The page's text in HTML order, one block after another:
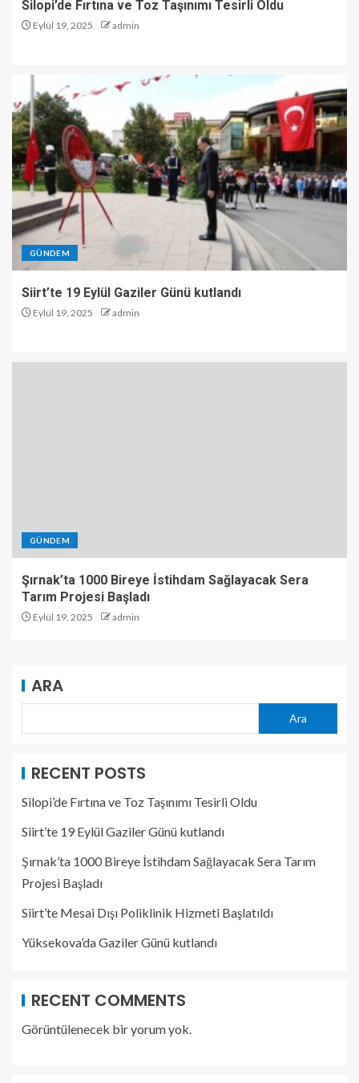
Silopi’de Fırtına ve Toz Taşınımı Tesirli Oldu
Eylül 19, 2025 admin
GÜNDEM
Siirt’te 19 Eylül Gaziler Günü kutlandı
Eylül 19, 2025 admin
GÜNDEM
Şırnak’ta 1000 Bireye İstihdam Sağlayacak Sera
Tarım Projesi Başladı
Eylül 19, 2025 admin
ARA
Ara
RECENT POSTS
Silopi’de Fırtına ve Toz Taşınımı Tesirli Oldu
Siirt’te 19 Eylül Gaziler Günü kutlandı
Şırnak’ta 1000 Bireye İstihdam Sağlayacak Sera Tarım
Projesi Başladı
Siirt’te Mesai Dışı Poliklinik Hizmeti Başlatıldı
Yüksekova’da Gaziler Günü kutlandı
RECENT COMMENTS
Görüntülenecek bir yorum yok.